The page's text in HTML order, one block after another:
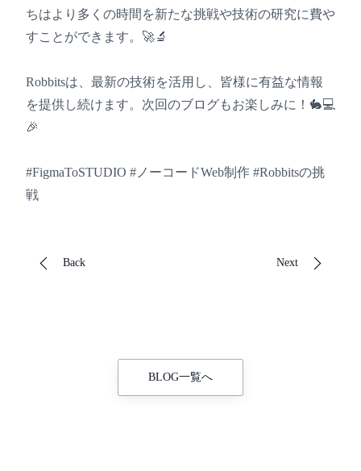
ちはより多くの時間を新たな挑戦や技術の研究に費や
すことができます。🚀🔬
Robbitsは、最新の技術を活用し、皆様に有益な情報
を提供し続けます。次回のブログもお楽しみに！🐇💻
🎉
#FigmaToSTUDIO #ノーコードWeb制作 #Robbitsの挑
戦
Back Next
BLOG一覧へ